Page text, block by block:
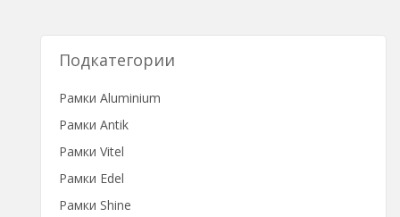
Подкатегории
Рамки Aluminium
Рамки Antik
Рамки Vitel
Рамки Edel
Рамки Shine